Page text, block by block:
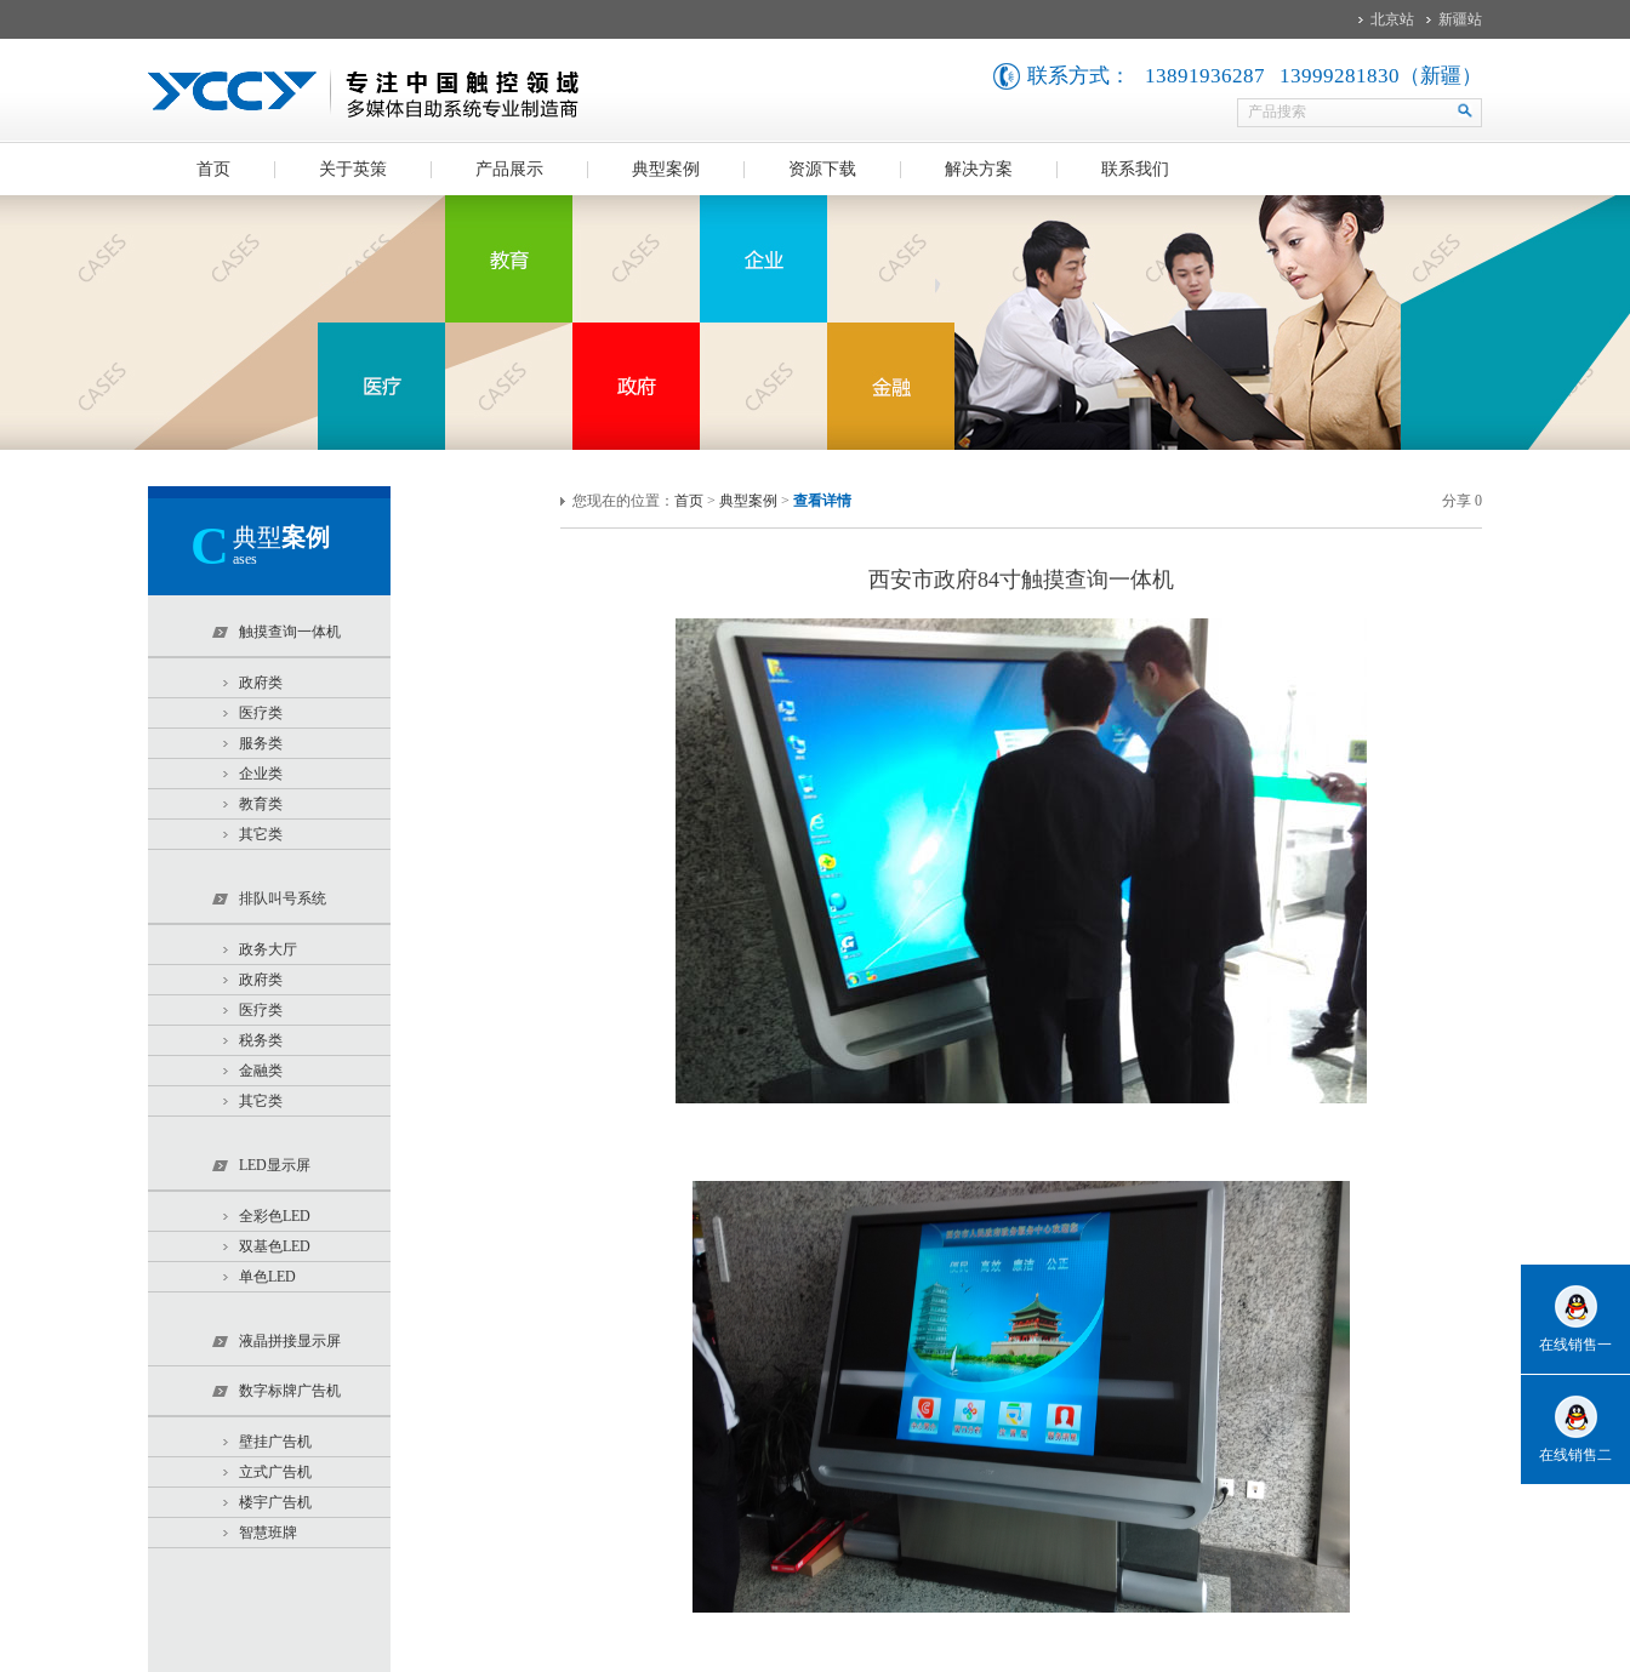
北京站 新疆站
联系方式： 13891936287 13999281830（新疆）
首页 关于英策 产品展示 典型案例 资源下载 解决方案 联系我们
C 典型案例
ases
触摸查询一体机
政府类
医疗类
服务类
企业类
教育类
其它类
排队叫号系统
政务大厅
政府类
医疗类
税务类
金融类
其它类
LED显示屏
全彩色LED
双基色LED
单色LED
液晶拼接显示屏
数字标牌广告机
壁挂广告机
立式广告机
楼宇广告机
智慧班牌
您现在的位置： 首页 > 典型案例 > 查看详情 分享 0
西安市政府84寸触摸查询一体机
在线销售一
在线销售二